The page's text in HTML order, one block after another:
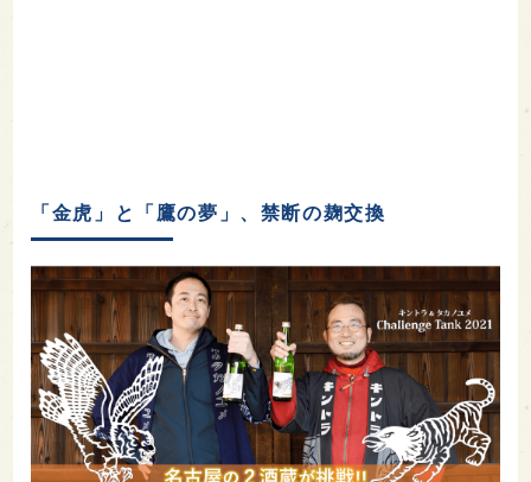
「金虎」と「鷹の夢」、禁断の麹交換